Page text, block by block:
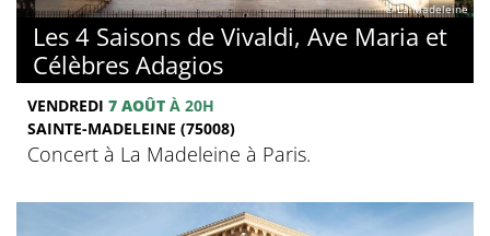
© La Madeleine
Les 4 Saisons de Vivaldi, Ave Maria et
Célèbres Adagios
VENDREDI 7 AOÛT À 20H
SAINTE-MADELEINE (75008)
Concert à La Madeleine à Paris.